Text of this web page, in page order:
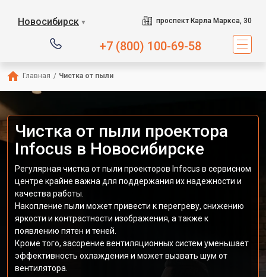
Новосибирск ▼ проспект Карла Маркса, 30
+7 (800) 100-69-58
Главная / Чистка от пыли
Чистка от пыли проектора
Infocus в Новосибирске
Регулярная чистка от пыли проекторов Infocus в сервисном
центре крайне важна для поддержания их надежности и
качества работы.
Накопление пыли может привести к перегреву, снижению
яркости и контрастности изображения, а также к
появлению пятен и теней.
Кроме того, засорение вентиляционных систем уменьшает
эффективность охлаждения и может вызвать шум от
вентилятора.